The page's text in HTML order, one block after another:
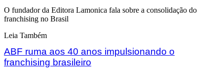
O fundador da Editora Lamonica fala sobre a consolidação do
franchising no Brasil
Leia Também
ABF ruma aos 40 anos impulsionando o
franchising brasileiro